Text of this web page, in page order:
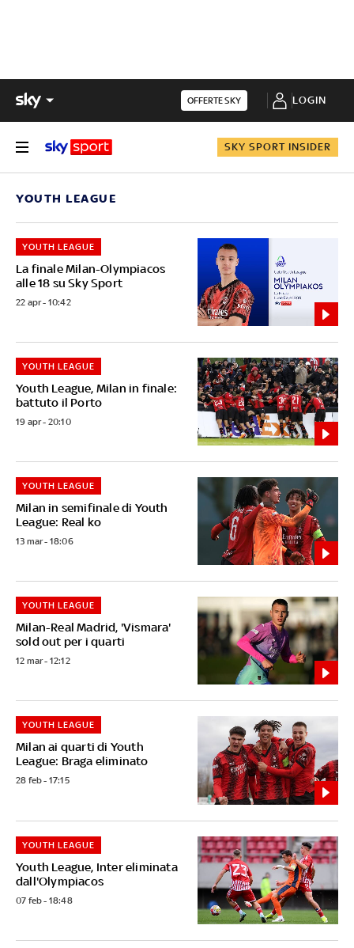
OFFERTE SKY LOGIN
SKY SPORT INSIDER
YOUTH LEAGUE
La finale Milan-Olympiacos
alle 18 su Sky Sport
YOUTH LEAGUE
22 apr - 10:42
Youth League, Milan in finale:
battuto il Porto
YOUTH LEAGUE
19 apr - 20:10
Milan in semifinale di Youth
League: Real ko
YOUTH LEAGUE
13 mar - 18:06
Milan-Real Madrid, 'Vismara'
sold out per i quarti
YOUTH LEAGUE
12 mar - 12:12
Milan ai quarti di Youth
League: Braga eliminato
YOUTH LEAGUE
28 feb - 17:15
Youth League, Inter eliminata
dall'Olympiacos
YOUTH LEAGUE
07 feb - 18:48